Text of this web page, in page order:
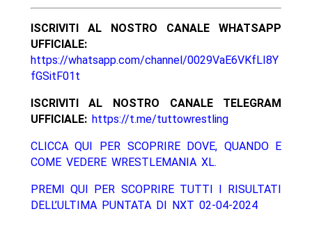
ISCRIVITI AL NOSTRO CANALE WHATSAPP
UFFICIALE:
https://whatsapp.com/channel/0029VaE6VKfLI8Y
fGSitF01t
ISCRIVITI AL NOSTRO CANALE TELEGRAM
UFFICIALE: https://t.me/tuttowrestling
CLICCA QUI PER SCOPRIRE DOVE, QUANDO E
COME VEDERE WRESTLEMANIA XL.
PREMI QUI PER SCOPRIRE TUTTI I RISULTATI
DELL’ULTIMA PUNTATA DI NXT 02-04-2024